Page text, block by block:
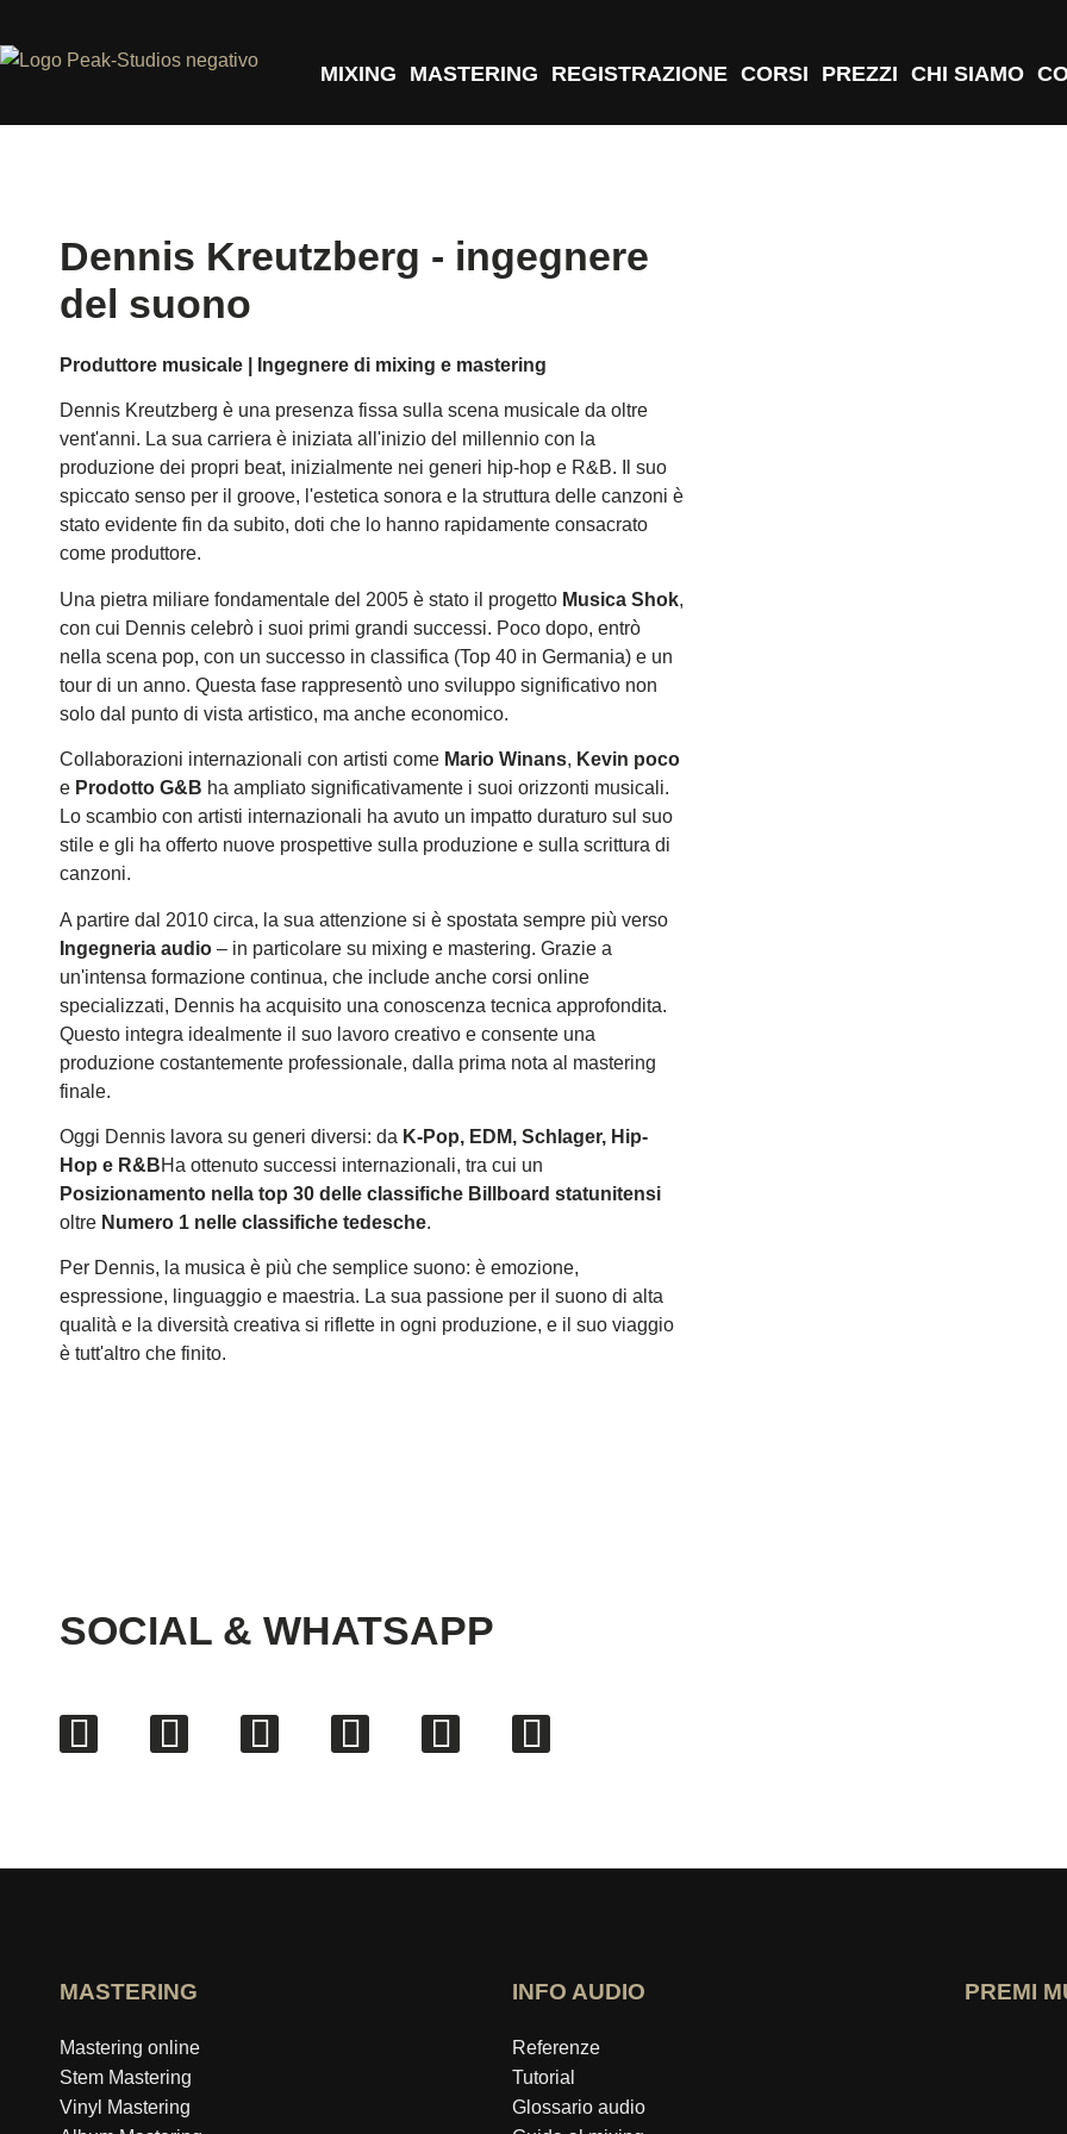
MIXING MASTERING REGISTRAZIONE CORSI PREZZI CHI SIAMO
Dennis Kreutzberg - ingegnere
del suono
Produttore musicale | Ingegnere di mixing e mastering
Dennis Kreutzberg è una presenza fissa sulla scena musicale da oltre
vent'anni. La sua carriera è iniziata all'inizio del millennio con la
produzione dei propri beat, inizialmente nei generi hip-hop e R&B. Il suo
spiccato senso per il groove, l'estetica sonora e la struttura delle canzoni è
stato evidente fin da subito, doti che lo hanno rapidamente consacrato
come produttore.
Una pietra miliare fondamentale del 2005 è stato il progetto Musica Shok,
con cui Dennis celebrò i suoi primi grandi successi. Poco dopo, entrò
nella scena pop, con un successo in classifica (Top 40 in Germania) e un
tour di un anno. Questa fase rappresentò uno sviluppo significativo non
solo dal punto di vista artistico, ma anche economico.
Collaborazioni internazionali con artisti come Mario Winans, Kevin poco
e Prodotto G&B ha ampliato significativamente i suoi orizzonti musicali.
Lo scambio con artisti internazionali ha avuto un impatto duraturo sul suo
stile e gli ha offerto nuove prospettive sulla produzione e sulla scrittura di
canzoni.
A partire dal 2010 circa, la sua attenzione si è spostata sempre più verso
Ingegneria audio – in particolare su mixing e mastering. Grazie a
un'intensa formazione continua, che include anche corsi online
specializzati, Dennis ha acquisito una conoscenza tecnica approfondita.
Questo integra idealmente il suo lavoro creativo e consente una
produzione costantemente professionale, dalla prima nota al mastering
finale.
Oggi Dennis lavora su generi diversi: da K-Pop, EDM, Schlager, Hip-
Hop e R&BHa ottenuto successi internazionali, tra cui un
Posizionamento nella top 30 delle classifiche Billboard statunitensi
oltre Numero 1 nelle classifiche tedesche.
Per Dennis, la musica è più che semplice suono: è emozione,
espressione, linguaggio e maestria. La sua passione per il suono di alta
qualità e la diversità creativa si riflette in ogni produzione, e il suo viaggio
è tutt'altro che finito.
SOCIAL & WHATSAPP
MASTERING
Mastering online
Stem Mastering
Vinyl Mastering
INFO AUDIO
Referenze
Tutorial
Glossario audio
PREMI